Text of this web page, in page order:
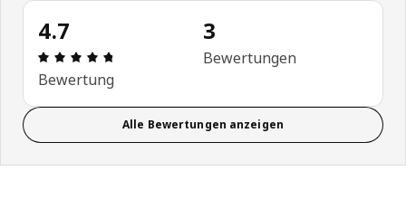
4.7
Produktbewertung: 4.7 von 5 Sterne Alle
Bewertung
3
Bewertungen
Alle Bewertungen anzeigen